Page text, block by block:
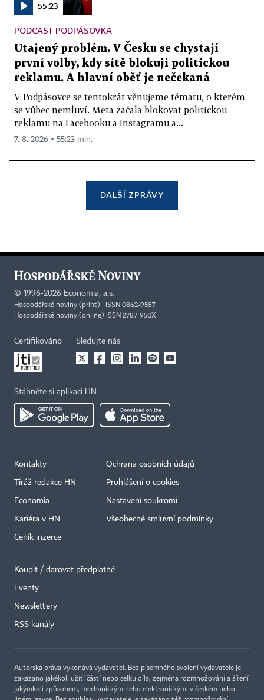
55:23
PODCAST PODPÁSOVKA
Utajený problém. V Česku se chystají
první volby, kdy sítě blokují politickou
reklamu. A hlavní oběť je nečekaná
V Podpásovce se tentokrát věnujeme tématu, o kterém
se vůbec nemluví. Meta začala blokovat politickou
reklamu na Facebooku a Instagramu a...
7. 8. 2026 ▪ 55:23 min.
DALŠÍ ZPRÁVY
© 1996-2026 Economia, a.s.
Hospodářské noviny (print) ISSN 0862-9587
Hospodářské noviny (online) ISSN 2787-950X
Certifikováno Sledujte nás
Stáhněte si aplikaci HN
Kontakty
Tiráž redakce HN
Economia
Kariéra v HN
Ceník inzerce
Ochrana osobních údajů
Prohlášení o cookies
Nastavení soukromí
Všeobecné smluvní podmínky
Koupit / darovat předplatné
Eventy
Newslettery
RSS kanály
Autorská práva vykonává vydavatel. Bez písemného svolení vydavatele je
zakázáno jakékoli užití částí nebo celku díla, zejména rozmnožování a šíření
jakýmkoli způsobem, mechanickým nebo elektronickým, v českém nebo